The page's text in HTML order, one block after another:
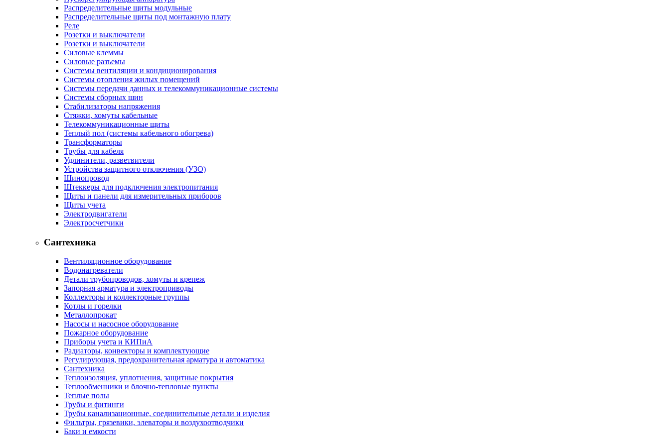
Распределительные щиты модульные
Распределительные щиты под монтажную плату
Реле
Розетки и выключатели
Розетки и выключатели
Силовые клеммы
Силовые разъемы
Системы вентиляции и кондиционирования
Системы отопления жилых помещений
Системы передачи данных и телекоммуникационные системы
Системы сборных шин
Стабилизаторы напряжения
Стяжки, хомуты кабельные
Телекоммуникационные щиты
Теплый пол (системы кабельного обогрева)
Трансформаторы
Трубы для кабеля
Удлинители, разветвители
Устройства защитного отключения (УЗО)
Шинопровод
Штеккеры для подключения электропитания
Щиты и панели для измерительных приборов
Щиты учета
Электродвигатели
Электросчетчики
Сантехника
Вентиляционное оборудование
Водонагреватели
Детали трубопроводов, хомуты и крепеж
Запорная арматура и электроприводы
Коллекторы и коллекторные группы
Котлы и горелки
Металлопрокат
Насосы и насосное оборудование
Пожарное оборудование
Приборы учета и КИПиА
Радиаторы, конвекторы и комплектующие
Регулирующая, предохранительная арматура и автоматика
Сантехника
Теплоизоляция, уплотнения, защитные покрытия
Теплообменники и блочно-тепловые пункты
Теплые полы
Трубы и фитинги
Трубы канализационные, соединительные детали и изделия
Фильтры, грязевики, элеваторы и воздухоотводчики
Баки и емкости